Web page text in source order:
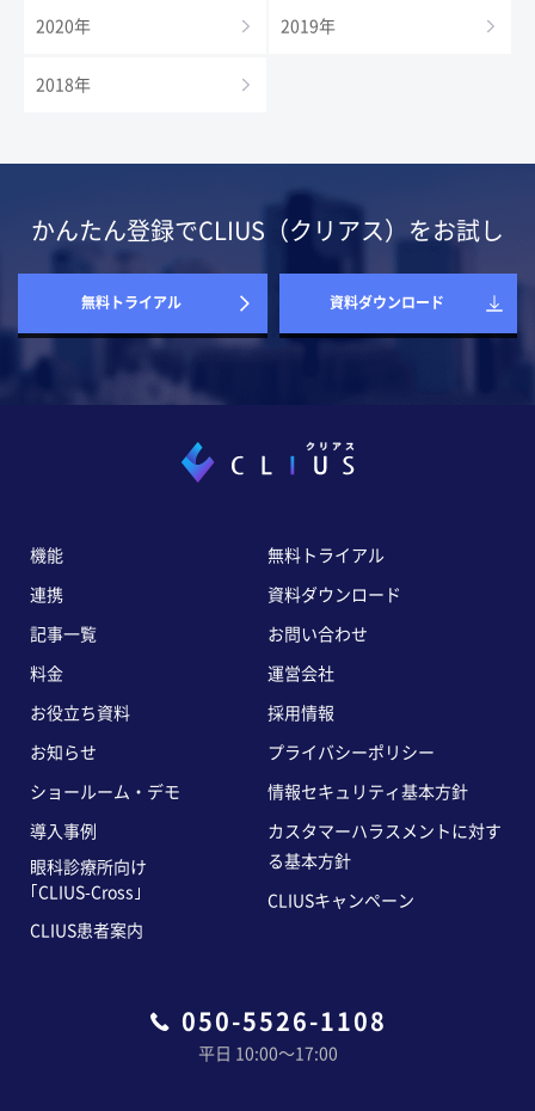
2020年 2019年
2018年
かんたん登録でCLIUS（クリアス）をお試し
無料トライアル 資料ダウンロード
050-5526-1108
平日 10:00〜17:00
機能
連携
記事一覧
料金
お役立ち資料
お知らせ
ショールーム・デモ
導入事例
眼科診療所向け
｢CLIUS-Cross｣
CLIUS患者案内
無料トライアル
資料ダウンロード
お問い合わせ
運営会社
採用情報
プライバシーポリシー
情報セキュリティ基本方針
カスタマーハラスメントに対す
る基本方針
CLIUSキャンペーン